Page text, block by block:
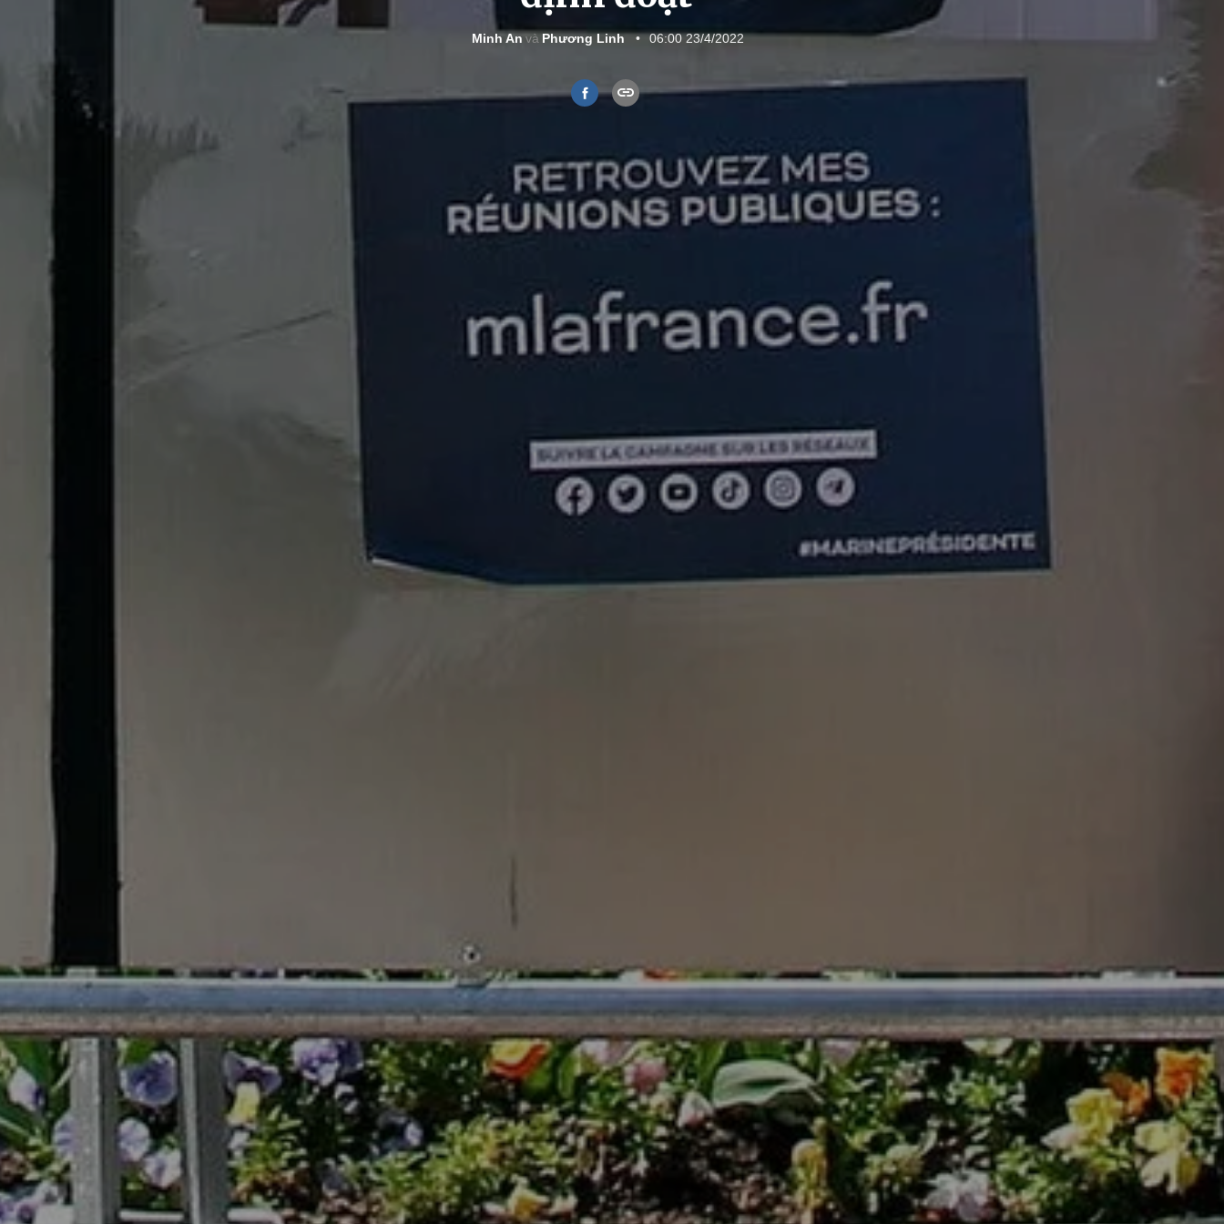
Minh An Phương Linh 06:00 23/4/2022